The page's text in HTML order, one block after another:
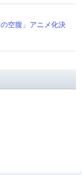
空腹」アニメ化決